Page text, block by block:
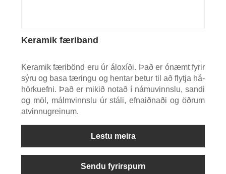
Keramik færiband
Keramik færibönd eru úr áloxíði. Það er ónæmt fyrir
sýru og basa tæringu og hentar betur til að flytja há-
hörkuefni. Það er mikið notað í námuvinnslu, sandi
og möl, málmvinnslu úr stáli, efnaiðnaði og öðrum
atvinnugreinum.
Lestu meira
Sendu fyrirspurn